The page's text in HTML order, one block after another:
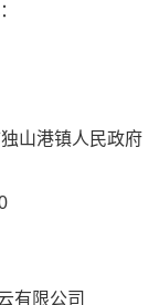
山港镇人民政府
有限公司